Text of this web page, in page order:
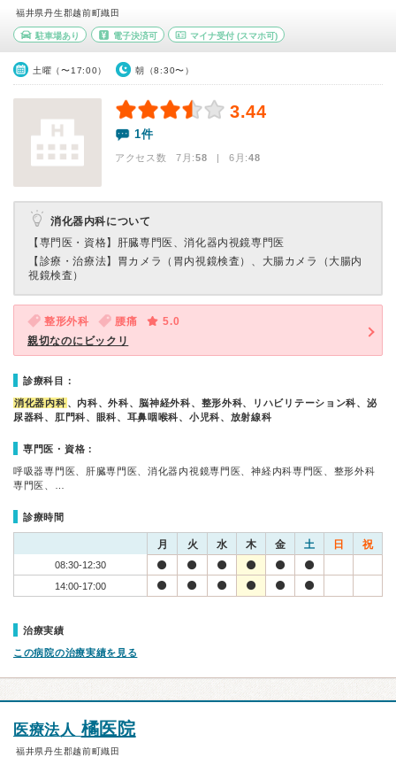
福井県丹生郡越前町織田
駐車場あり 電子決済可 マイナ受付 (スマホ可)
土曜（〜17:00） 朝（8:30〜）
3.44
1件
アクセス数 7月:58 | 6月:48
消化器内科について
【専門医・資格】 肝臓専門医、消化器内視鏡専門医
【診療・治療法】 胃カメラ（胃内視鏡検査）、大腸カメラ（大腸内
視鏡検査）
整形外科 腰痛
5.0
親切なのにビックリ
診療科目：
消化器内科 、内科、外科、脳神経外科、整形外科、リハビリテーション科、泌
尿器科、肛門科、眼科、耳鼻咽喉科、小児科、放射線科
専門医・資格：
呼吸器専門医、肝臓専門医、消化器内視鏡専門医、神経内科専門医、整形外科
専門医、…
診療時間
月 火 水 木 金 土 日 祝
08:30-12:30
14:00-17:00
治療実績
この病院の治療実績を見る
医療法人 橘医院
福井県丹生郡越前町織田